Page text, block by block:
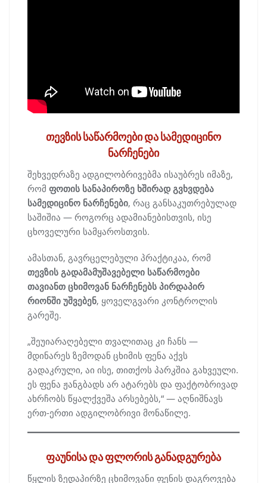
თევზის საწარმოები და სამედიცინო
ნარჩენები
შეხვედრაზე ადგილობრივებმა ისაუბრეს იმაზე,
რომ ფოთის სანაპიროზე ხშირად გვხვდება
სამედიცინო ნარჩენები, რაც განსაკუთრებულად
საშიშია — როგორც ადამიანებისთვის, ისე
ცხოველური სამყაროსთვის.
ამასთან, გავრცელებული პრაქტიკაა, რომ
თევზის გადამამუშავებელი საწარმოები
თავიანთ ცხიმოვან ნარჩენებს პირდაპირ
რიონში უშვებენ, ყოველგვარი კონტროლის
გარეშე.
„შეუიარაღებელი თვალითაც კი ჩანს —
მდინარეს ზემოდან ცხიმის ფენა აქვს
გადაკრული, აი ისე, თითქოს პარკშია გახვეული.
ეს ფენა ჟანგბადს არ ატარებს და ფაქტობრივად
ახრჩობს წყალქვეშა არსებებს,“ — აღნიშნავს
ერთ-ერთი ადგილობრივი მონაწილე.
ფაუნისა და ფლორის განადგურება
წყლის ზედაპირზე ცხიმოვანი ფენის დაგროვება